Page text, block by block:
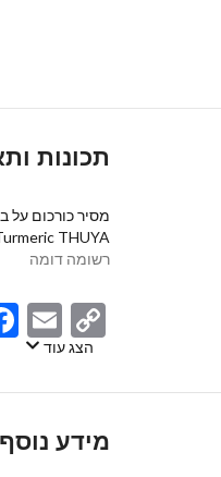
תכונות
THUYA
רשומה דומה
Link
הצג עוד
מידע נוסף